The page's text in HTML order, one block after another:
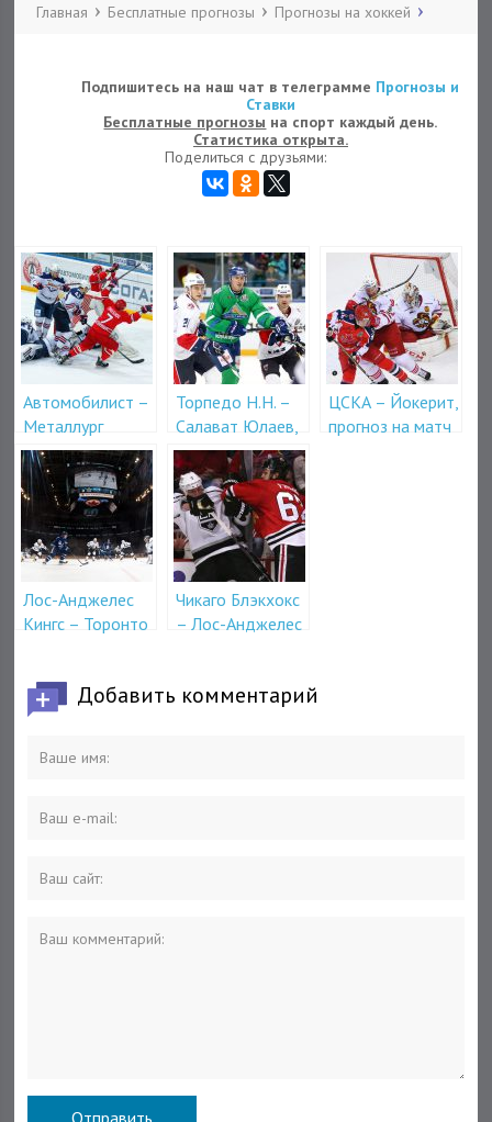
Главная Бесплатные прогнозы Прогнозы на хоккей
Подпишитесь на наш чат в телеграмме Прогнозы и
Ставки
Бесплатные прогнозы на спорт каждый день.
Статистика открыта.
Поделиться с друзьями:
Автомобилист –
Металлург
Магнитогорск
Торпедо Н.Н. –
Салават Юлаев,
прогноз на матч
КХЛ
ЦСКА – Йокерит,
прогноз на матч
Лос-Анджелес
Кингс – Торонто
НХЛ
Чикаго Блэкхокс
– Лос-Анджелес
Добавить комментарий